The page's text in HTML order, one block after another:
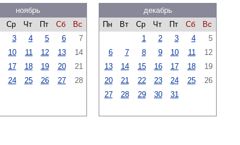
ноябрь
Ср Чт Пт Сб
Вс
3 4 5 6
7
10 11 12 13
14
17 18 19 20
21
24 25 26 27
28
декабрь
Пн
Вт Ср Чт Пт Сб
Вс
1
2 3 4
5
6
7 8 9 10 11
12
13
14 15 16 17 18
19
20
21 22 23 24 25
26
27
28 29 30 31